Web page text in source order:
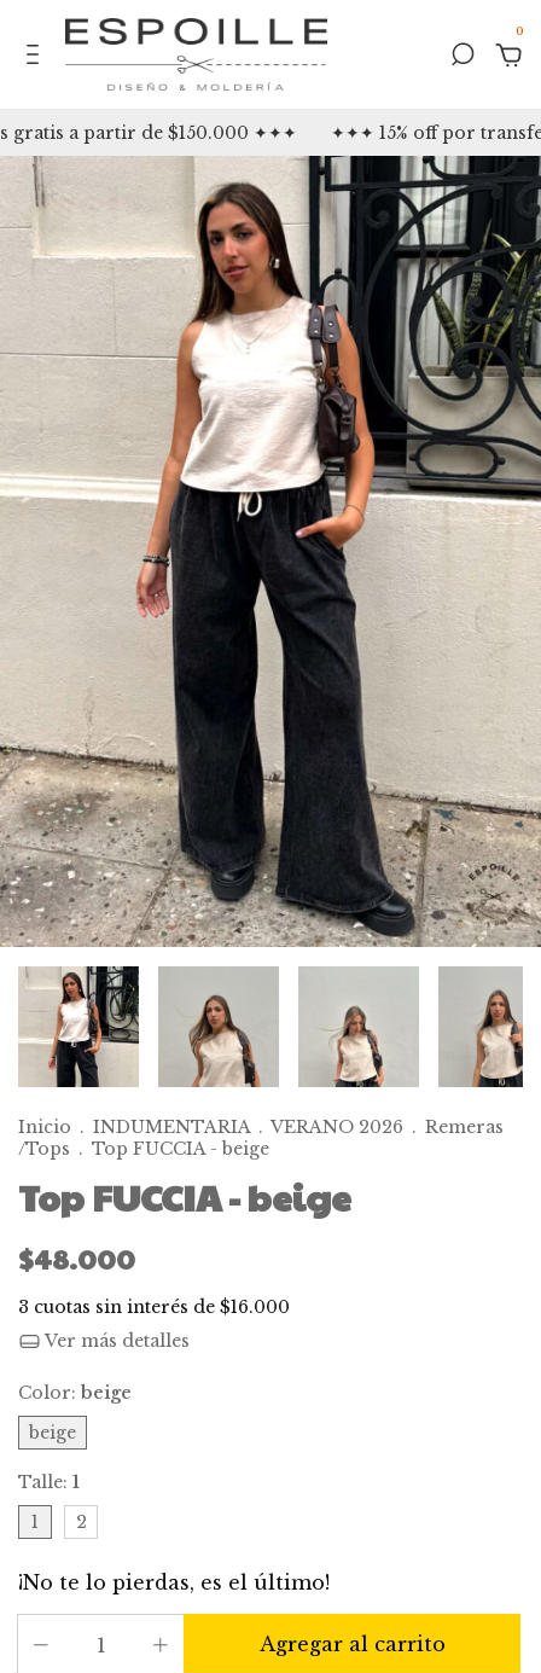
0
a partir de $150.000 ✦✦✦ ✦✦✦ 15% off por
Inicio . INDUMENTARIA . VERANO 2026 . Remeras
/Tops . Top FUCCIA - beige
Top FUCCIA - beige
$48.000
3 cuotas sin interés de $16.000
Ver más detalles
Color: beige
beige
Talle: 1
1
2
¡No te lo pierdas, es el último!